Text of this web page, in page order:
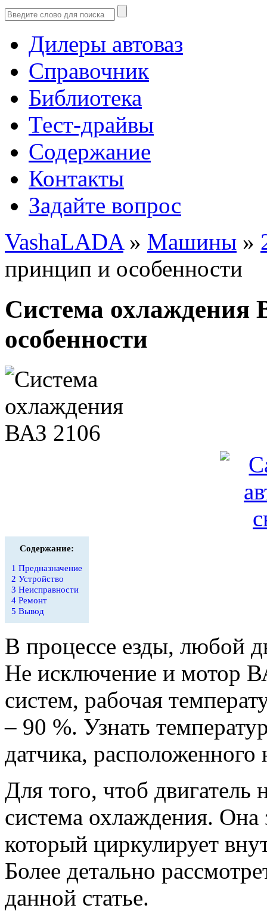
Дилеры автоваз
Справочник
Библиотека
Тест-драйвы
Содержание
Контакты
Задайте вопрос
VashaLADA» Машины »
принцип и особенности
Система охлаждения
особенности
Содержание:
1 Предназначение
2 Устройство
3 Неисправности
4 Ремонт
5 Вывод
В процессе езды, любой
Не исключение и мотор
систем, рабочая
– 90 %. Узнать
датчика,
Для того, чтоб двигатель
система охлаждения. Она
который циркулирует
Более детально
данной статье.